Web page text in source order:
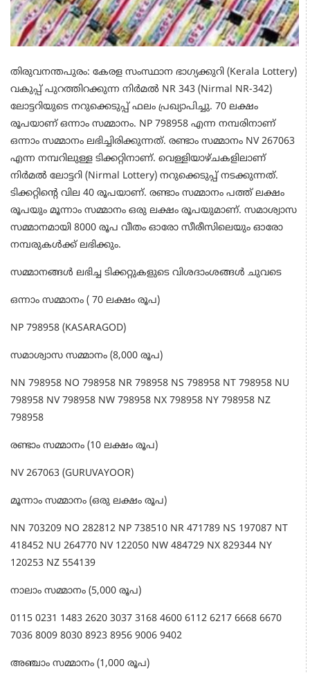
തിരുവനന്തപുരം: കേരള സംസ്ഥാന ഭാഗ്യക്കുറി (Kerala Lottery)
വകുപ്പ് പുറത്തിറക്കുന്ന നിർമൽ NR 343 (Nirmal NR-342)
ലോട്ടറിയുടെ നറുക്കെടുപ്പ് ഫലം പ്രഖ്യാപിച്ചു. 70 ലക്ഷം
രൂപയാണ് ഒന്നാം സമ്മാനം. NP 798958 എന്ന നമ്പരിനാണ്
ഒന്നാം സമ്മാനം ലഭിച്ചിരിക്കുന്നത്. രണ്ടാം സമ്മാനം NV 267063
എന്ന നമ്പറിലുള്ള ടിക്കറ്റിനാണ്. വെള്ളിയാഴ്ചകളിലാണ്
നിർമൽ ലോട്ടറി (Nirmal Lottery) നറുക്കെടുപ്പ് നടക്കുന്നത്.
ടിക്കറ്റിന്റെ വില 40 രൂപയാണ്. രണ്ടാം സമ്മാനം പത്ത് ലക്ഷം
രൂപയും മൂന്നാം സമ്മാനം ഒരു ലക്ഷം രൂപയുമാണ്. സമാശ്വാസ
സമ്മാനമായി 8000 രൂപ വീതം ഓരോ സീരീസിലെയും ഓരോ
നമ്പരുകൾക്ക് ലഭിക്കും.
സമ്മാനങ്ങൾ ലഭിച്ച ടിക്കറ്റുകളുടെ വിശദാംശങ്ങൾ ചുവടെ
ഒന്നാം സമ്മാനം ( 70 ലക്ഷം രൂപ)
NP 798958 (KASARAGOD)
സമാശ്വാസ സമ്മാനം (8,000 രൂപ)
NN 798958 NO 798958 NR 798958 NS 798958 NT 798958 NU
798958 NV 798958 NW 798958 NX 798958 NY 798958 NZ
798958
രണ്ടാം സമ്മാനം (10 ലക്ഷം രൂപ)
NV 267063 (GURUVAYOOR)
മൂന്നാം സമ്മാനം (ഒരു ലക്ഷം രൂപ)
NN 703209 NO 282812 NP 738510 NR 471789 NS 197087 NT
418452 NU 264770 NV 122050 NW 484729 NX 829344 NY
120253 NZ 554139
നാലാം സമ്മാനം (5,000 രൂപ)
0115 0231 1483 2620 3037 3168 4600 6112 6217 6668 6670
7036 8009 8030 8923 8956 9006 9402
അഞ്ചാം സമ്മാനം (1,000 രൂപ)